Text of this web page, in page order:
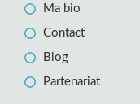
Ma bio
Contact
Blog
Partenariat